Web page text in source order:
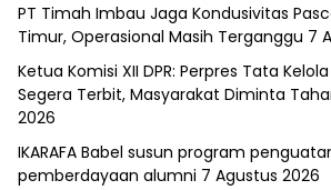
PT Timah Imbau Jaga Kondusivitas
Timur, Operasional Masih Terganggu 7
Ketua Komisi XII DPR: Perpres Tata
Segera Terbit, Masyarakat Diminta
2026
IKARAFA Babel susun program
pemberdayaan alumni 7 Agustus 2026